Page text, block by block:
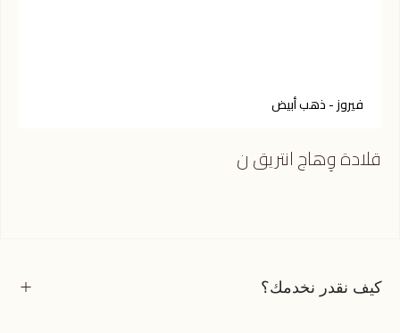
فيروز - ذهب أبيض
قلادة وِهاج انتريق ن
كيف نقدر نخدمك؟